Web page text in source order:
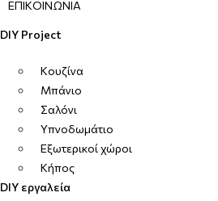
ΕΠΙΚΟΙΝΩΝΊΑ
DIY Project
Κουζίνα
Μπάνιο
Σαλόνι
Υπνοδωμάτιο
Εξωτερικοί χώροι
Κήπος
DIY εργαλεία